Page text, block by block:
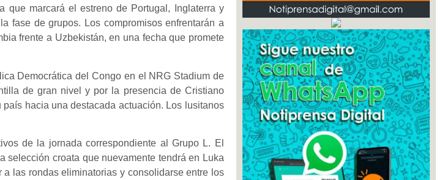
que marcará el estreno de Portugal, Inglaterra y
fase de grupos. Los compromisos enfrentarán a
frente a Uzbekistán, en una fecha que promete
Democrática del Congo en el NRG Stadium de
de gran nivel y por la presencia de Cristiano
hacia una destacada actuación. Los lusitanos
de la jornada correspondiente al Grupo L. El
selección croata que nuevamente tendrá en Luka
las rondas eliminatorias y consolidarse entre los